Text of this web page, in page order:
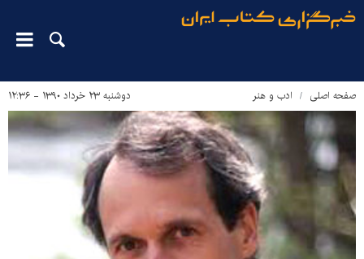
صفحه اصلی ادب و هنر دوشنبه ۲۳ خرداد ۱۳۹۰ - ۱۲:۳۶